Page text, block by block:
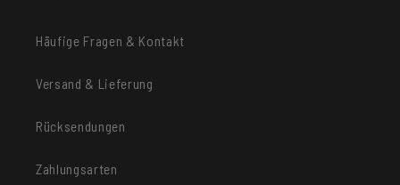
Häufige Fragen & Kontakt
Versand & Lieferung
Rücksendungen
Zahlungsarten